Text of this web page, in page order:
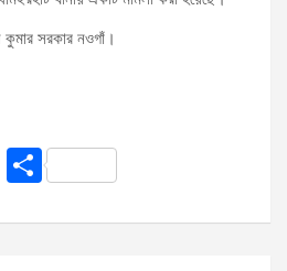
সরকার নওগাঁ।
M S
ar